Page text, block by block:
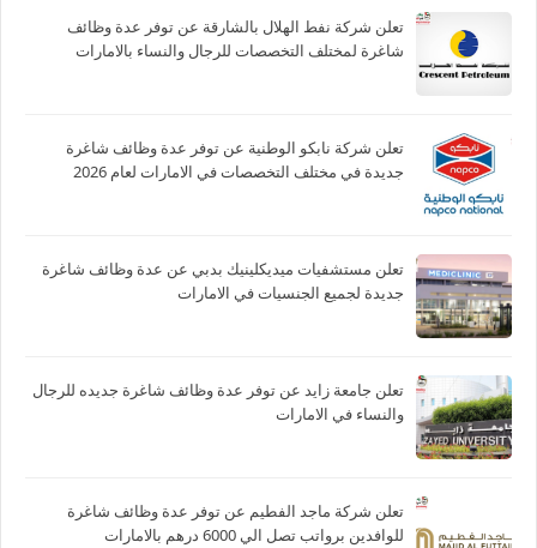
تعلن شركة نفط الهلال بالشارقة عن توفر عدة وظائف
شاغرة لمختلف التخصصات للرجال والنساء بالامارات
تعلن شركة نابكو الوطنية عن توفر عدة وظائف شاغرة
جديدة في مختلف التخصصات في الامارات لعام 2026
تعلن مستشفيات ميديكلينيك بدبي عن عدة وظائف شاغرة
جديدة لجميع الجنسيات في الامارات
تعلن جامعة زايد عن توفر عدة وظائف شاغرة جديده للرجال
والنساء في الامارات
تعلن شركة ماجد الفطيم عن توفر عدة وظائف شاغرة
للوافدين برواتب تصل الي 6000 درهم بالامارات